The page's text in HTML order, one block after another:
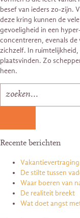
besef van ieders zo-zijn.
deze kring kunnen de
gevoeligheid in een
concentreren, evenals de
zichzelf. In
plaatsvinden. Zo
heen.
Recente berichten
De stilte tussen
Waar boeren van
De realiteit breekt
Wat doet angst